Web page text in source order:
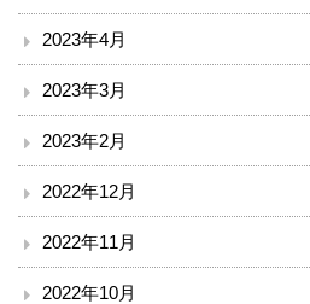
循環器内科
透析外科
呼吸器内科
小児科
2023年4月
2023年3月
2023年2月
2022年12月
2022年11月
2022年10月